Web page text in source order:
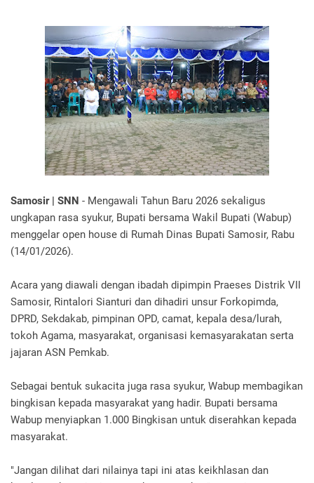
Samosir | SNN - Mengawali Tahun Baru 2026 sekaligus
ungkapan rasa syukur, Bupati bersama Wakil Bupati (Wabup)
menggelar open house di Rumah Dinas Bupati Samosir, Rabu
(14/01/2026).
Acara yang diawali dengan ibadah dipimpin Praeses Distrik VII
Samosir, Rintalori Sianturi dan dihadiri unsur Forkopimda,
DPRD, Sekdakab, pimpinan OPD, camat, kepala desa/lurah,
tokoh Agama, masyarakat, organisasi kemasyarakatan serta
jajaran ASN Pemkab.
Sebagai bentuk sukacita juga rasa syukur, Wabup membagikan
bingkisan kepada masyarakat yang hadir. Bupati bersama
Wabup menyiapkan 1.000 Bingkisan untuk diserahkan kepada
masyarakat.
"Jangan dilihat dari nilainya tapi ini atas keikhlasan dan